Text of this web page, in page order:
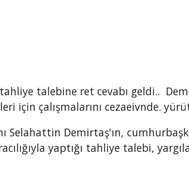
talebine ret cevabı geldi..
için çalışmalarını cezaeivnde.
Selahattin Demirtaş'ın,
yaptığı tahliye talebi,